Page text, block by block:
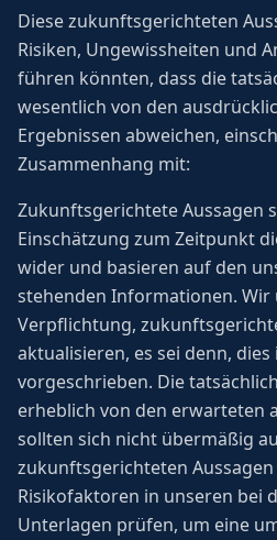
Diese zukunftsgerichteten
Risiken, Ungewissheiten und
führen könnten, dass die
wesentlich von den
Ergebnissen abweichen,
Zusammenhang mit:
Zukunftsgerichtete Aussagen
Einschätzung zum Zeitpunkt
wider und basieren auf den
stehenden Informationen. Wir
Verpflichtung,
aktualisieren, es sei denn, dies
vorgeschrieben. Die
erheblich von den erwarteten
sollten sich nicht übermäßig
zukunftsgerichteten
Risikofaktoren in unseren bei
Unterlagen prüfen, um eine